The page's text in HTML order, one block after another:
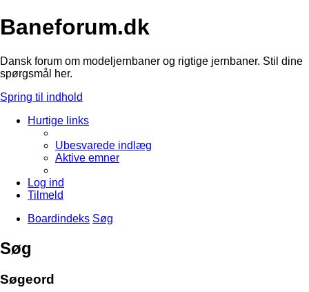
Baneforum.dk
Dansk forum om modeljernbaner og rigtige jernbaner. Stil dine
spørgsmål her.
Spring til indhold
Hurtige links
Ubesvarede indlæg
Aktive emner
Log ind
Tilmeld
Boardindeks Søg
Søg
Søgeord